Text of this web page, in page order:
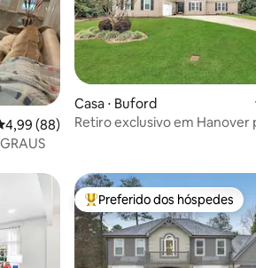
de uma avaliação média de 5, 88
4,99 (88)
Casa ⋅ Buford
Retiro exclusivo em Hanover
Entre os melhores preferidos
Preferido dos hóspedes